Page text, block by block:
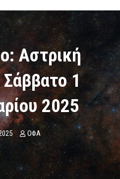
Αστρική
Σάββατο 1
2025
ΟΦΑ